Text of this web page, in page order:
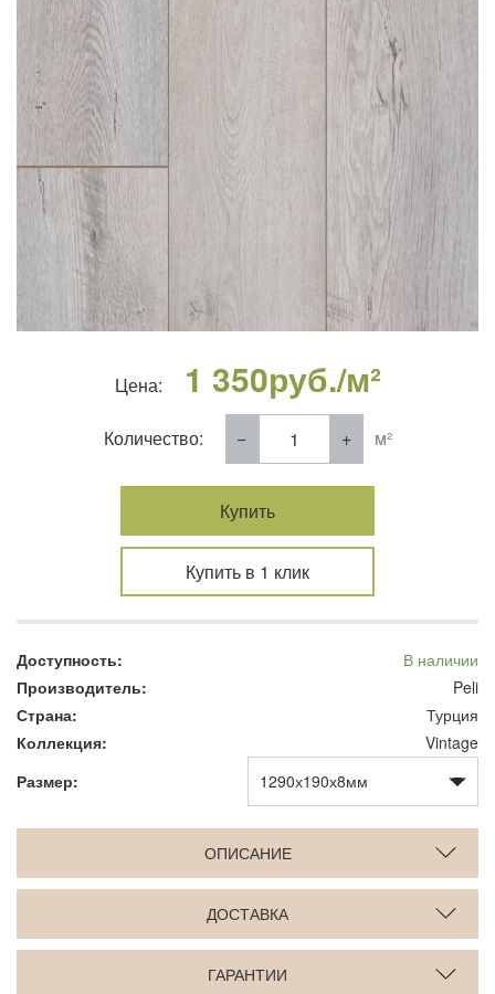
Цена: 1 350руб./м²
Количество: м²
Купить
Купить в 1 клик
Доступность:
В наличии
Производитель:
Peli
Страна:
Турция
Коллекция:
Vintage
Размер:
ОПИСАНИЕ
ДОСТАВКА
ГАРАНТИИ